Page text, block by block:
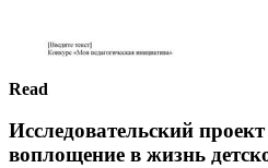
Read
Исследовательский
воплощение в жизнь